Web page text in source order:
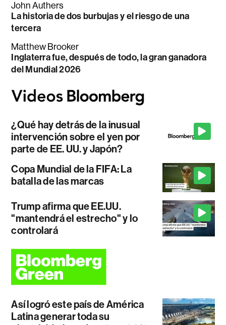
John Authers
La historia de dos burbujas y el riesgo de una
tercera
Matthew Brooker
Inglaterra fue, después de todo, la gran ganadora
del Mundial 2026
¿Qué hay detrás de la inusual
intervención sobre el yen por
parte de EE. UU. y Japón?
Copa Mundial de la FIFA: La
batalla de las marcas
Trump afirma que EE.UU.
"mantendrá el estrecho" y lo
controlará
Así logró este país de América
Latina generar toda su